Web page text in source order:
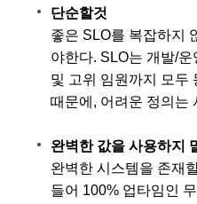
단순할것
좋은 SLO를 복잡하지
야한다. SLO는 개발/
및 고위 임원까지 모두
때문에, 어려운 정의는
완벽한 값을 사용하지
완벽한 시스템을 존재
들어 100% 업타임인